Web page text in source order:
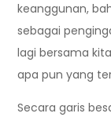
keanggunan,
sebagai
lagi bersama
apa pun yang
Secara garis